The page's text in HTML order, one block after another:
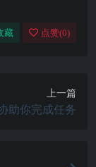
藏 点赞(0)
上一篇
助你完成任务